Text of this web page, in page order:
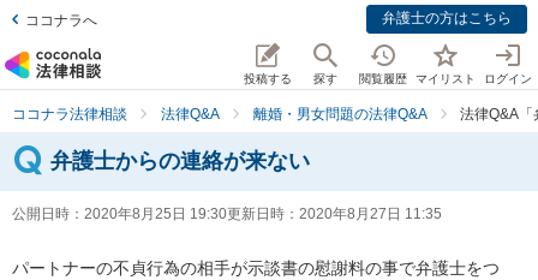
ココナラへ 弁護士の方はこちら
投稿する 探す 閲覧履歴 マイリスト ログイン
ココナラ法律相談 法律Q&A 離婚・男女問題の法律Q&A 法律Q&A「
弁護士からの連絡が来ない
公開日時： 2020年8月25日 19:30更新日時： 2020年8月27日 11:35
パートナーの不貞行為の相手が示談書の慰謝料の事で弁護士をつ